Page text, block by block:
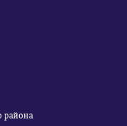
района